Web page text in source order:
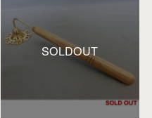
SOLDOUT